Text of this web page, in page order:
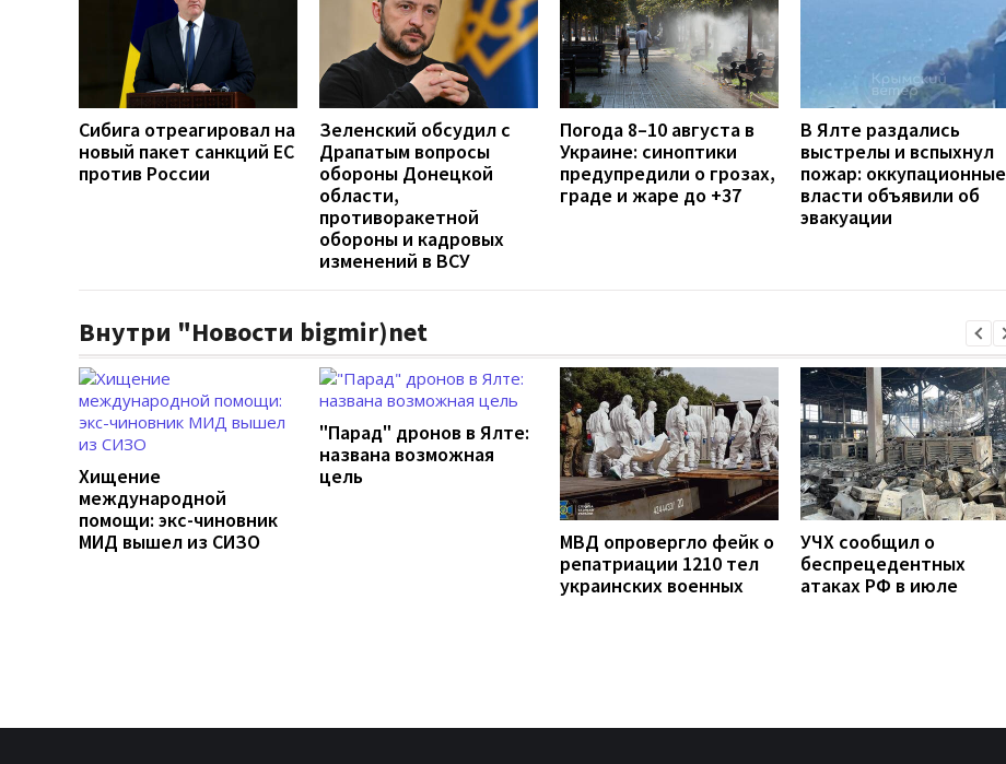
Сибига отреагировал на
новый пакет санкций ЕС
против России
Зеленский обсудил с
Драпатым вопросы
обороны Донецкой
области,
противоракетной
обороны и кадровых
изменений в ВСУ
Погода 8–10 августа в
Украине: синоптики
предупредили о грозах,
граде и жаре до +37
В Ялте раздались
выстрелы и вспыхнул
пожар: оккупационные
власти объявили об
эвакуации
Внутри "Новости bigmir)net
Хищение
международной
помощи: экс-чиновник
МИД вышел из СИЗО
"Парад" дронов в Ялте:
названа возможная
цель
МВД опровергло фейк о
репатриации 1210 тел
украинских военных
УЧХ сообщил о
беспрецедентных
атаках РФ в июле